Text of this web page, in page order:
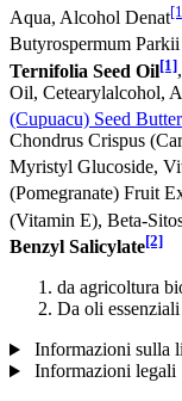
Aqua, Alcohol Denat
Butyrospermum
Ternifolia Seed Oil[1]
Oil, Cetearylalcohol,
(Cupuacu) Seed Butter
Chondrus Crispus
Myristyl Glucoside,
(Pomegranate) Fruit
(Vitamin E), Beta-
Benzyl Salicylate[2]
da agricoltura
Da oli
Informazioni sulla
Informazioni legali